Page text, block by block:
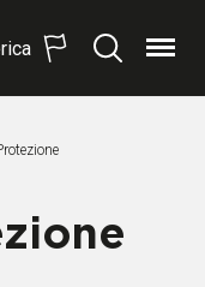
SearchMenu